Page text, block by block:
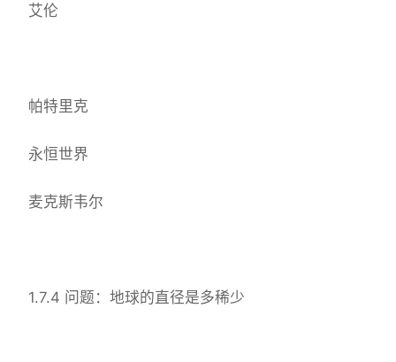
艾伦
帕特里克
永恒世界
麦克斯韦尔
1.7.4 问题：地球的直径是多稀少